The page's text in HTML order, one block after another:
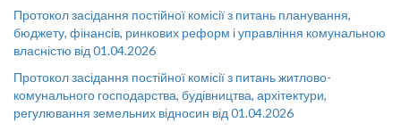
Протокол засідання постійної комісії з питань планування,
бюджету, фінансів, ринкових реформ і управління комунальною
власністю від 01.04.2026
Протокол засідання постійної комісії з питань житлово-
комунального господарства, будівництва, архітектури,
регулювання земельних відносин від 01.04.2026